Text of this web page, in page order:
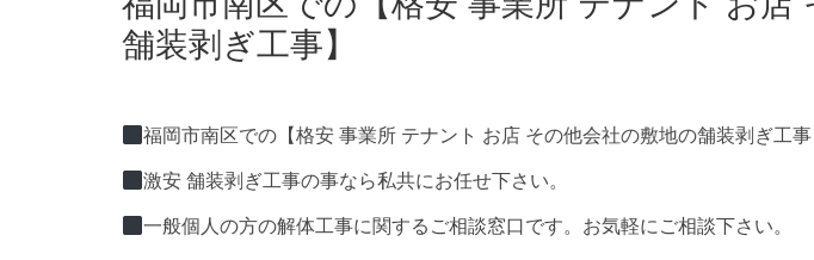
舗装剥ぎ工事】
福岡市南区での【格安 事業所 テナント お店 その他会社の敷地の舗装剥ぎ工事
激安 舗装剥ぎ工事の事なら私共にお任せ下さい。
一般個人の方の解体工事に関するご相談窓口です。お気軽にご相談下さい。